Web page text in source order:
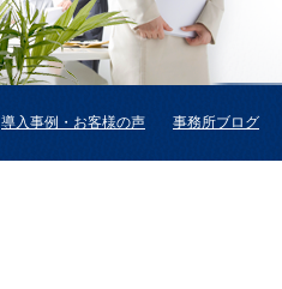
導入事例・お客様の声 事務所ブログ